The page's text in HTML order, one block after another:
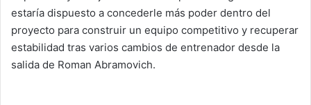
estaría dispuesto a concederle más poder dentro del
proyecto para construir un equipo competitivo y recuperar
estabilidad tras varios cambios de entrenador desde la
salida de Roman Abramovich.